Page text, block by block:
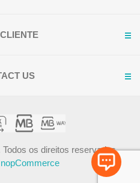
US
os direitos reservados.
nopCommerce